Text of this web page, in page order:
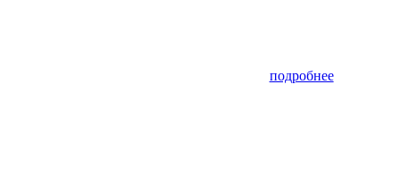
подробнее